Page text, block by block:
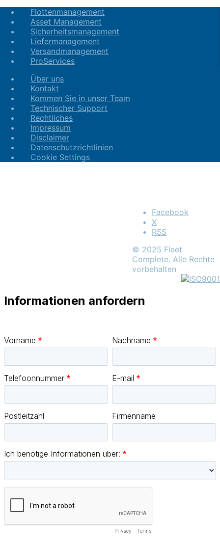
Flottenmanagement
Asset Management
Sicherheitsmanagement
Liefermanagement
Versandmanagement
ProServices
Über uns
Kontakt
Kommen Sie in unser Team
Technischer Support
Rechtliches
Impressum
Disclaimer
Datenschutzrichtlinien
Cookie Settings
Facebook
X
RSS
© 2025 Fleet
Complete. Alle Rechte
vorbehalten